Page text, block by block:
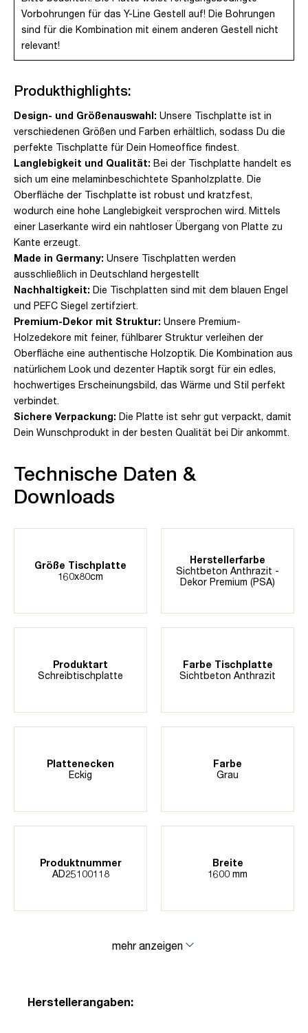
Vorbohrungen für das Y-Line Gestell auf! Die Bohrungen
sind für die Kombination mit einem anderen Gestell nicht
relevant!
Produkthighlights:
Design- und Größenauswahl: Unsere Tischplatte ist in
verschiedenen Größen und Farben erhältlich, sodass Du die
perfekte Tischplatte für Dein Homeoffice findest.
Langlebigkeit und Qualität: Bei der Tischplatte handelt es
sich um eine melaminbeschichtete Spanholzplatte. Die
Oberfläche der Tischplatte ist robust und kratzfest,
wodurch eine hohe Langlebigkeit versprochen wird. Mittels
einer Laserkante wird ein nahtloser Übergang von Platte zu
Kante erzeugt.
Made in Germany: Unsere Tischplatten werden
ausschließlich in Deutschland hergestellt
Nachhaltigkeit: Die Tischplatten sind mit dem blauen Engel
und PEFC Siegel zertifziert.
Premium-Dekor mit Struktur: Unsere Premium-
Holzedekore mit feiner, fühlbarer Struktur verleihen der
Oberfläche eine authentische Holzoptik. Die Kombination aus
natürlichem Look und dezenter Haptik sorgt für ein edles,
hochwertiges Erscheinungsbild, das Wärme und Stil perfekt
verbindet.
Sichere Verpackung: Die Platte ist sehr gut verpackt, damit
Dein Wunschprodukt in der besten Qualität bei Dir ankommt.
Technische Daten &
Downloads
Größe Tischplatte
160x80cm
Herstellerfarbe
Sichtbeton Anthrazit -
Dekor Premium (PSA)
Produktart
Schreibtischplatte
Farbe Tischplatte
Sichtbeton Anthrazit
Plattenecken
Eckig
Farbe
Grau
Produktnummer
AD25100118
Breite
1600 mm
mehr anzeigen
Herstellerangaben: